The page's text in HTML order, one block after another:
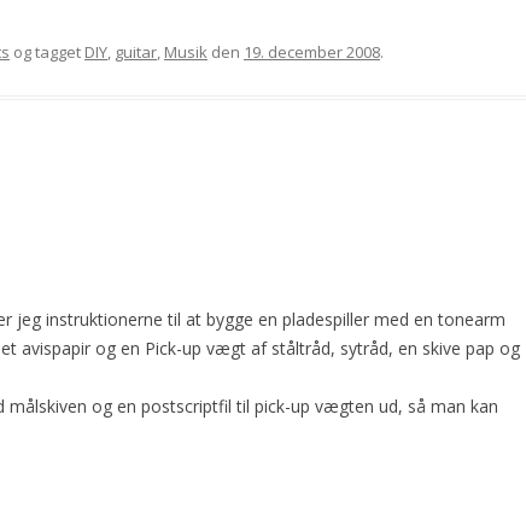
og tagget DIY, guitar, Musik den 19. december 2008.
jeg instruktionerne til at bygge en pladespiller med en tonearm
avispapir og en Pick-up vægt af ståltråd, sytråd, en skive pap og
målskiven og en postscriptfil til pick-up vægten ud, så man kan